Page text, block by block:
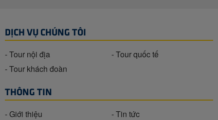
DỊCH VỤ CHÚNG TÔI
- Tour nội địa
- Tour quốc tế
- Tour khách đoàn
THÔNG TIN
- Giới thiệu
- Tin tức